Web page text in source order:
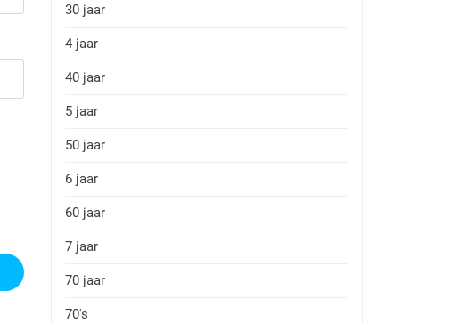
30 jaar
4 jaar
40 jaar
5 jaar
50 jaar
6 jaar
60 jaar
7 jaar
70 jaar
70's